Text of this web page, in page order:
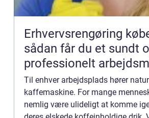
Erhvervsrengøring
sådan får du et sundt
professionelt
Til enhver arbejdsplads hører
kaffemaskine. For mange
nemlig være ulideligt at komme